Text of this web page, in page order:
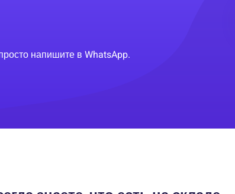
напишите в WhatsApp.